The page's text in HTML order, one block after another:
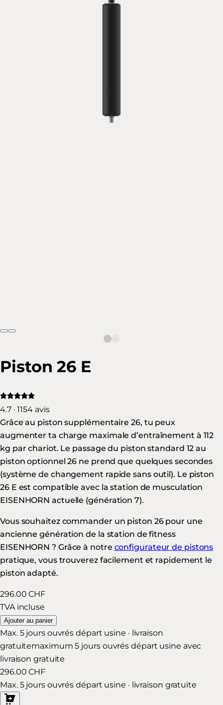
Piston 26 E
4.7 · 1154 avis
Grâce au piston supplémentaire 26, tu peux
augmenter ta charge maximale d’entraînement à 112
kg par chariot. Le passage du piston standard 12 au
piston optionnel 26 ne prend que quelques secondes
(système de changement rapide sans outil). Le piston
26 E est compatible avec la station de musculation
EISENHORN actuelle (génération 7).
Vous souhaitez commander un piston 26 pour une
ancienne génération de la station de fitness
EISENHORN ? Grâce à notre configurateur de pistons
pratique, vous trouverez facilement et rapidement le
piston adapté.
296.00 CHF
TVA incluse
Ajouter au panier
Max. 5 jours ouvrés départ usine · livraison
gratuitemaximum 5 jours ouvrés départ usine avec
livraison gratuite
296.00 CHF
Max. 5 jours ouvrés départ usine · livraison gratuite